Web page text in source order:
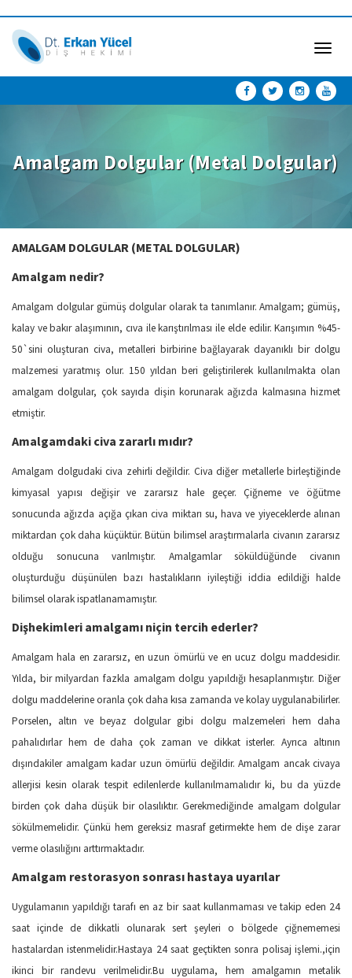
Toggle
Amalgam Dolgular (Metal Dolgular)
AMALGAM DOLGULAR (METAL DOLGULAR)
Amalgam nedir?
Amalgam dolgular gümüş dolgular olarak ta tanımlanır. Amalgam; gümüş,
kalay ve bakır alaşımının, cıva ile karıştırılması ile elde edilir. Karışımın %45-
50`sini oluşturan civa, metalleri birbirine bağlayarak dayanıklı bir dolgu
malzemesi yaratmış olur. 150 yıldan beri geliştirilerek kullanılmakta olan
amalgam dolgular, çok sayıda dişin korunarak ağızda kalmasına hizmet
etmiştir.
Amalgamdaki civa zararlı mıdır?
Amalgam dolgudaki civa zehirli değildir. Civa diğer metallerle birleştiğinde
kimyasal yapısı değişir ve zararsız hale geçer. Çiğneme ve öğütme
sonucunda ağızda açığa çıkan civa miktarı su, hava ve yiyeceklerde alınan
miktardan çok daha küçüktür. Bütün bilimsel araştırmalarla civanın zararsız
olduğu sonucuna varılmıştır. Amalgamlar söküldüğünde civanın
oluşturduğu düşünülen bazı hastalıkların iyileştiği iddia edildiği halde
bilimsel olarak ispatlanamamıştır.
Dişhekimleri amalgamı niçin tercih ederler?
Amalgam hala en zararsız, en uzun ömürlü ve en ucuz dolgu maddesidir.
Yılda, bir milyardan fazkla amalgam dolgu yapıldığı hesaplanmıştır. Diğer
dolgu maddelerine oranla çok daha kısa zamanda ve kolay uygulanabilirler.
Porselen, altın ve beyaz dolgular gibi dolgu malzemeleri hem daha
pahalıdırlar hem de daha çok zaman ve dikkat isterler. Ayrıca altının
dışındakiler amalgam kadar uzun ömürlü değildir. Amalgam ancak civaya
allerjisi kesin olarak tespit edilenlerde kullanılmamalıdır ki, bu da yüzde
birden çok daha düşük bir olasılıktır. Gerekmediğinde amalgam dolgular
sökülmemelidir. Çünkü hem gereksiz masraf getirmekte hem de dişe zarar
verme olasılığını arttırmaktadır.
Amalgam restorasyon sonrası hastaya uyarılar
Uygulamanın yapıldığı tarafı en az bir saat kullanmaması ve takip eden 24
saat içinde de dikkatli olunarak sert şeyleri o bölgede çiğnememesi
hastalardan istenmelidir.Hastaya 24 saat geçtikten sonra polisaj işlemi.,için
ikinci bir randevu verilmelidir.Bu uygulama, hem amalgamın metalik